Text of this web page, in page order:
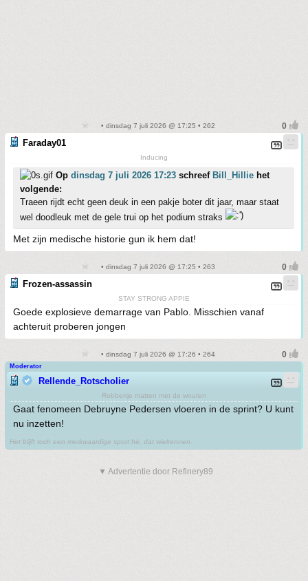
• dinsdag 7 juli 2026 @ 17:25 • 262
Faraday01
Inducing
Op dinsdag 7 juli 2026 17:23 schreef Bill_Hillie het
volgende:
Traeen rijdt echt geen deuk in een pakje boter dit jaar, maar staat
wel doodleuk met de gele trui op het podium straks
Met zijn medische historie gun ik hem dat!
• dinsdag 7 juli 2026 @ 17:25 • 263
Frozen-assassin
STAY STRONG APPIE
Goede explosieve demarrage van Pablo. Misschien vanaf
achteruit proberen jongen
• dinsdag 7 juli 2026 @ 17:26 • 264
Moderator
Rellende_Rotscholier
Robbertje matten met de wouten
Gaat fenomeen Debruyne Pedersen vloeren in de sprint? U kunt
nu inzetten!
Het blijft toch een merkwaardige sport hè, dat wielrennen.
▼ Advertentie door Refinery89